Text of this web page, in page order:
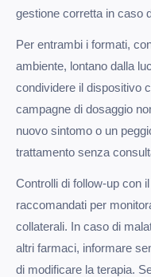
gestione corretta in caso
Per entrambi i formati,
ambiente, lontano dalla
condividere il dispositivo
campagne di dosaggio
nuovo sintomo o un
trattamento senza
Controlli di follow-up con
raccomandati per
collaterali. In caso di
altri farmaci, informare
di modificare la terapia.